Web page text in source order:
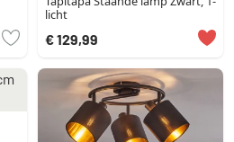
licht
€ 129,99